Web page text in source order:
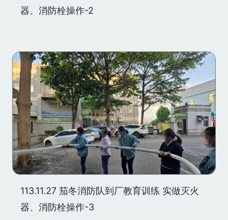
器、消防栓操作-2
113.11.27 茄冬消防队到厂教育训练 实做灭火
器、消防栓操作-3